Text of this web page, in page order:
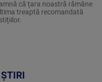
că țara noastră rămâne
treaptă recomandată